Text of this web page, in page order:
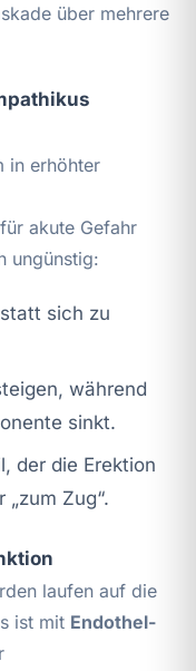
über mehrere
in erhöhter
akute Gefahr
ungünstig:
sich zu
während
sinkt.
der die Erektion
Zug“.
laufen auf die
ist mit Endothel-